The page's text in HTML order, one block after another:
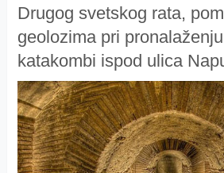
Drugog svetskog rata,
geolozima pri
katakombi ispod ulica